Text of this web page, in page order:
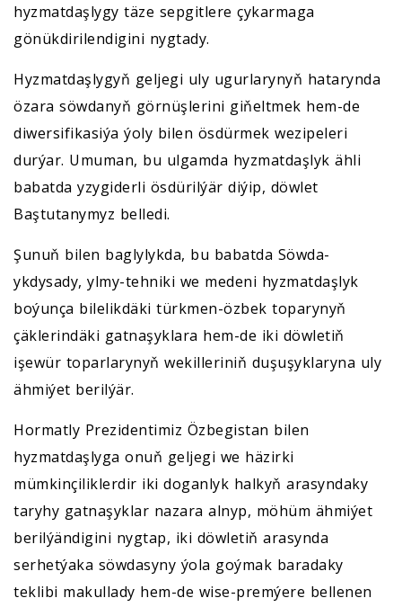
hyzmatdaşlygy täze sepgitlere çykarmaga
gönükdirilendigini nygtady.
Hyzmatdaşlygyň geljegi uly ugurlarynyň hatarynda
özara söwdanyň görnüşlerini giňeltmek hem-de
diwersifikasiýa ýoly bilen ösdürmek wezipeleri
durýar. Umuman, bu ulgamda hyzmatdaşlyk ähli
babatda yzygiderli ösdürilýär diýip, döwlet
Baştutanymyz belledi.
Şunuň bilen baglylykda, bu babatda Söwda-
ykdysady, ylmy-tehniki we medeni hyzmatdaşlyk
boýunça bilelikdäki türkmen-özbek toparynyň
çäklerindäki gatnaşyklara hem-de iki döwletiň
işewür toparlarynyň wekilleriniň duşuşyklaryna uly
ähmiýet berilýär.
Hormatly Prezidentimiz Özbegistan bilen
hyzmatdaşlyga onuň geljegi we häzirki
mümkinçiliklerdir iki doganlyk halkyň arasyndaky
taryhy gatnaşyklar nazara alnyp, möhüm ähmiýet
berilýändigini nygtap, iki döwletiň arasynda
serhetýaka söwdasyny ýola goýmak baradaky
teklibi makullady hem-de wise-premýere bellenen